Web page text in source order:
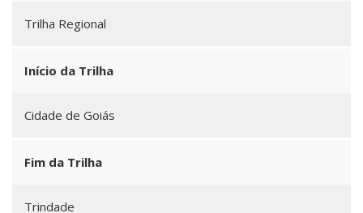
Trilha Regional
Início da Trilha
Cidade de Goiás
Fim da Trilha
Trindade